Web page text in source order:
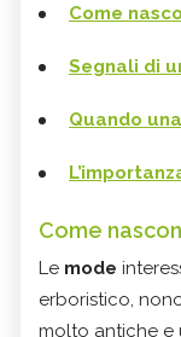
Come
Segnali di
Quando
Come
Le mode
erboristico,
molto antiche e